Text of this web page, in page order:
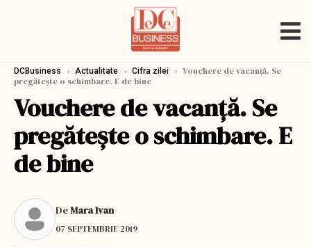
DCBusiness › Actualitate › Cifra zilei › Vouchere de vacanță. Se
pregătește o schimbare. E de bine
Vouchere de vacanță. Se
pregătește o schimbare. E
de bine
DeMara Ivan
07 SEPTEMBRIE 2019